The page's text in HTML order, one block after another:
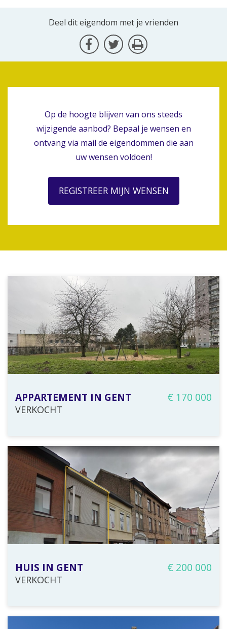
Deel dit eigendom met je vrienden
Op de hoogte blijven van ons steeds
wijzigende aanbod? Bepaal je wensen en
ontvang via mail de eigendommen die aan
uw wensen voldoen!
REGISTREER MIJN WENSEN
APPARTEMENT IN GENT
VERKOCHT
€ 170 000
74 m²
2 slaapkamer(s)
HUIS IN GENT
VERKOCHT
€ 200 000